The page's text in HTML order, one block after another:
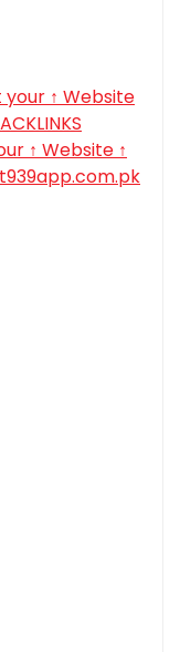
↑ Website
↑ Website ↑